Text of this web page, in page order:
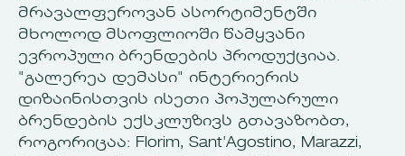
მრავალფეროვან ასორტიმენტში
მხოლოდ მსოფლიოში წამყვანი
ევროპული ბრენდების პროდუქციაა.
"გალერეა დემასი" ინტერიერის
დიზაინისთვის ისეთი პოპულარული
ბრენდების ექსკლუზივს გთავაზობთ,
როგორიცაა: Florim, Sant'Agostino, Marazzi,